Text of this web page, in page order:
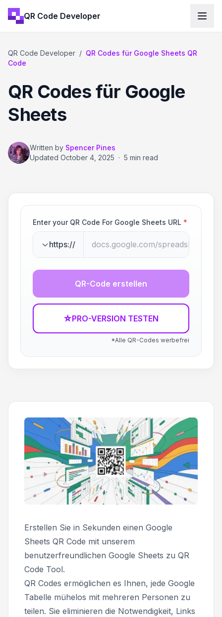
QR Code Developer
QR Code Developer / QR Codes für Google Sheets QR
Code
QR Codes für Google
Sheets
Written by Spencer Pines
Updated October 4, 2025 · 5 min read
Enter your QR Code For Google Sheets URL *
https://
QR-Code erstellen
☆PRO-VERSION TESTEN
*Alle QR-Codes werbefrei
Erstellen Sie in Sekunden einen Google
Sheets QR Code mit unserem
benutzerfreundlichen Google Sheets zu QR
Code Tool.
QR Codes ermöglichen es Ihnen, jede Google
Tabelle mühelos mit mehreren Personen zu
teilen. Sie eliminieren die Notwendigkeit, Links